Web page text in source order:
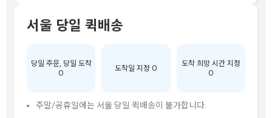
서울 당일 퀵배송
당일 주문, 당일 도착
O
도착일 지정 O
도착 희망 시간 지정
O
주말/공휴일에는 서울 당일 퀵배송이 불가합니다.